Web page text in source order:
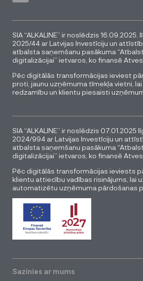
SIA “ALKALINE” ir noslēdzis 16.09.2025.
2025/44 ar Latvijas Investīciju un
atbalsta saņemšanu pasākuma
digitalizācijai” ietvaros, ko finansē
Pēc digitālās transformācijas ieviest
proti, jaunu uzņēmuma tīmekļa vietni,
redzamību un klientu piesaisti
SIA “ALKALINE” ir noslēdzis 07.01.2025
2024/994 ar Latvijas Investīciju un
atbalsta saņemšanu pasākuma
digitalizācijai” ietvaros, ko finansē
Pēc digitālās transformācijas ieviests
klientu attiecību vadības risinājums, lai
automatizētu uzņēmuma pārdošanas
Sazinies ar mums